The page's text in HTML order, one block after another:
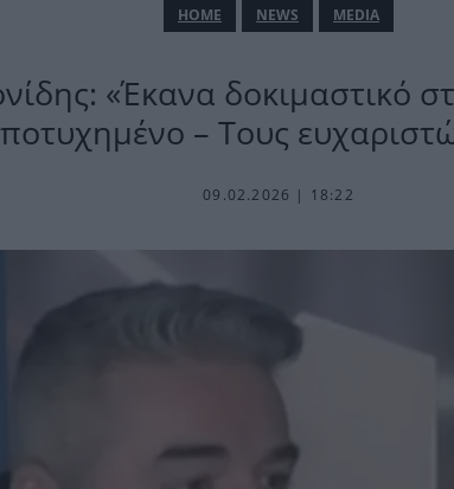
ΗΟΜΕ NEWS MEDIA
«Έκανα δοκιμαστικό
– Τους
09.02.2026 | 18:22